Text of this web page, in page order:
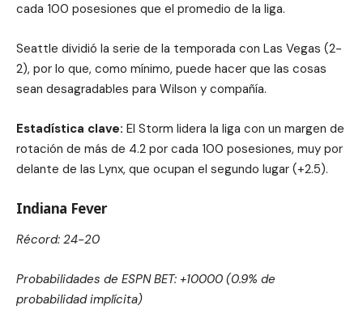
cada 100 posesiones que el promedio de la liga.
Seattle dividió la serie de la temporada con Las Vegas (2-
2), por lo que, como mínimo, puede hacer que las cosas
sean desagradables para Wilson y compañía.
Estadística clave: El Storm lidera la liga con un margen de
rotación de más de 4.2 por cada 100 posesiones, muy por
delante de las Lynx, que ocupan el segundo lugar (+2.5).
Indiana Fever
Récord: 24-20
Probabilidades de ESPN BET: +10000 (0.9% de
probabilidad implícita)